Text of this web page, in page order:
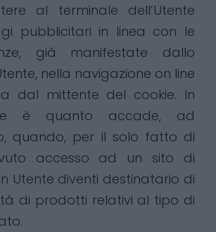
al terminale dell’Utente
pubblicitari in linea con le
già manifestate dallo
nella navigazione on line
dal mittente del cookie. In
è quanto accade, ad
quando, per il solo fatto di
accesso ad un sito di
Utente diventi destinatario di
di prodotti relativi al tipo di